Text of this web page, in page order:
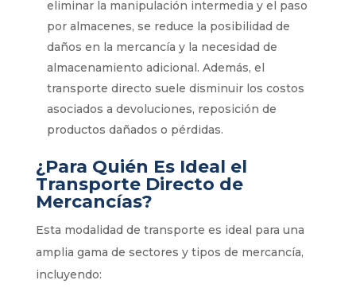
eliminar la manipulación intermedia y el paso
por almacenes, se reduce la posibilidad de
daños en la mercancía y la necesidad de
almacenamiento adicional. Además, el
transporte directo suele disminuir los costos
asociados a devoluciones, reposición de
productos dañados o pérdidas.
¿Para Quién Es Ideal el
Transporte Directo de
Mercancías?
Esta modalidad de transporte es ideal para una
amplia gama de sectores y tipos de mercancía,
incluyendo: